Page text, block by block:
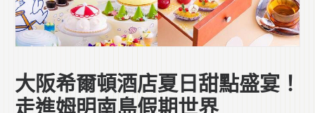
大阪希爾頓酒店夏日甜點盛宴！
走進姆明南島假期世界